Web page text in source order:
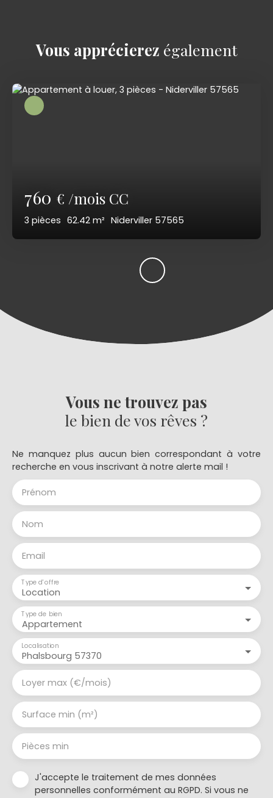
Vous apprécierez également
760 € /mois CC
3 pièces 62.42 m² Niderviller 57565
Vous ne trouvez pas
le bien de vos rêves ?
Ne manquez plus aucun bien correspondant à votre
recherche en vous inscrivant à notre alerte mail !
Prénom
Nom
Email
Location
Type d'offre
Appartement
Type de bien
Phalsbourg 57370
Localisation
Loyer max (€/mois)
Surface min (m²)
Pièces min
J'accepte le traitement de mes données
personnelles conformément au RGPD. Si vous ne